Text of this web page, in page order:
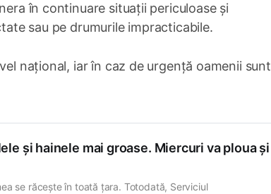
în continuare situații periculoase și
sau pe drumurile impracticabile.
național, iar în caz de urgență oamenii sunt
și hainele mai groase. Miercuri va ploua și
se răcește în toată țara. Totodată, Serviciul